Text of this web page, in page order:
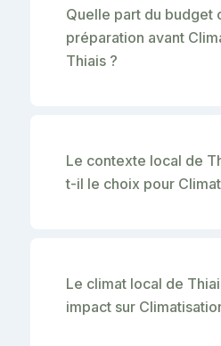
Quelle part du budget
préparation avant
Thiais ?
Le contexte local de
t-il le choix pour
Le climat local de
impact sur